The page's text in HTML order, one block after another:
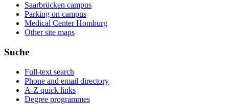
Saarbrücken campus
Parking on campus
Medical Center Homburg
Other site maps
Suche
Full-text search
Phone and email directory
A-Z quick links
Degree programmes